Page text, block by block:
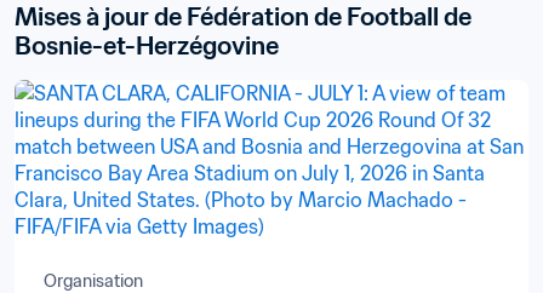
Mises à jour de Fédération de Football de
Bosnie-et-Herzégovine
Organisation